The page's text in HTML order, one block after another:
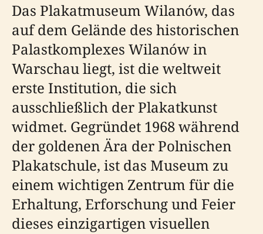
Das Plakatmuseum Wilanów, das
auf dem Gelände des historischen
Palastkomplexes Wilanów in
Warschau liegt, ist die weltweit
erste Institution, die sich
ausschließlich der Plakatkunst
widmet. Gegründet 1968 während
der goldenen Ära der Polnischen
Plakatschule, ist das Museum zu
einem wichtigen Zentrum für die
Erhaltung, Erforschung und Feier
dieses einzigartigen visuellen